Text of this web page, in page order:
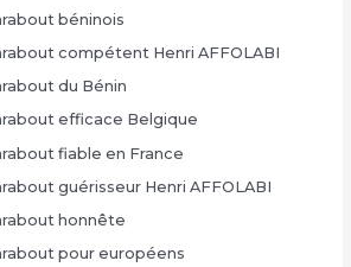
béninois
compétent Henri AFFOLABI
du Bénin
efficace Belgique
fiable en France
guérisseur Henri AFFOLABI
honnête
pour européens